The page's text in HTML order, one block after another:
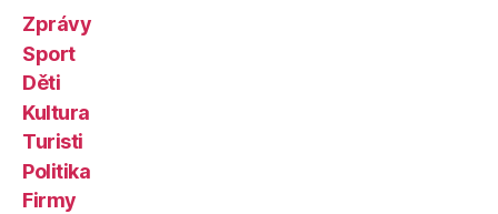
Zprávy
Sport
Děti
Kultura
Turisti
Politika
Firmy